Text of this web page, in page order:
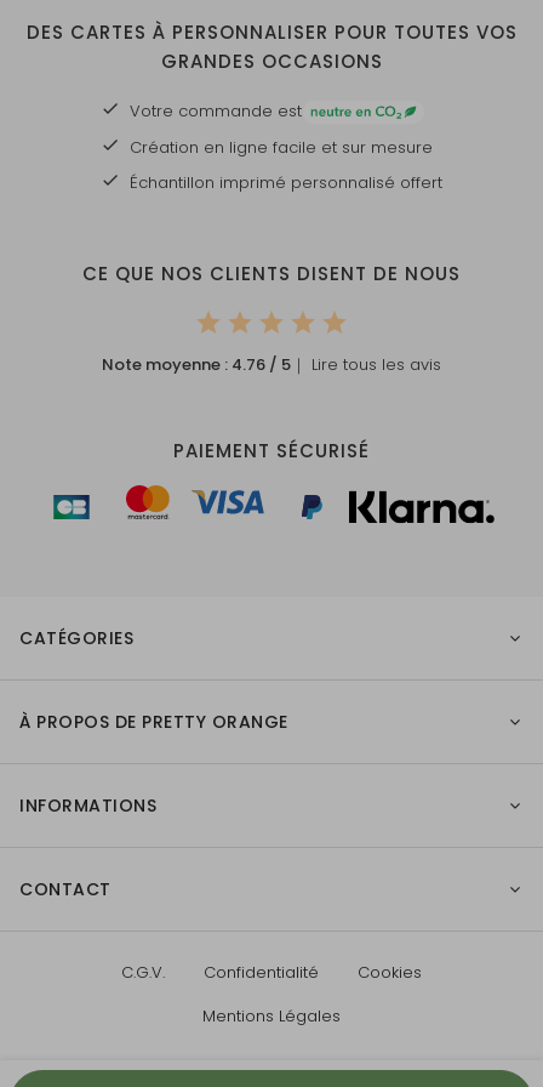
DES CARTES À PERSONNALISER POUR TOUTES VOS
GRANDES OCCASIONS
Votre commande est
Création en ligne facile et sur mesure
Échantillon imprimé personnalisé offert
CE QUE NOS CLIENTS DISENT DE NOUS
Note moyenne : 4.76 / 5 ｜ Lire tous les avis
PAIEMENT SÉCURISÉ
CATÉGORIES
À PROPOS DE PRETTY ORANGE
INFORMATIONS
CONTACT
C.G.V. Confidentialité
Cookies
Mentions Légales